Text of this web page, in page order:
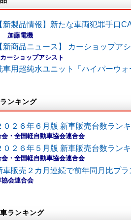
新製品情報】新たな車両犯罪手口
加藤電機
新商品ニュース】 カーショップア
カーショップアシスト
車用超純水ユニット「ハイパーウ
ンキング
０２６年６月版 新車販売台数ラン
会・全国軽自動車協会連合会
０２６年５月版 新車販売台数ラン
会・全国軽自動車協会連合会
車販売２カ月連続で前年同月比プラ
協会連合会
ランキング